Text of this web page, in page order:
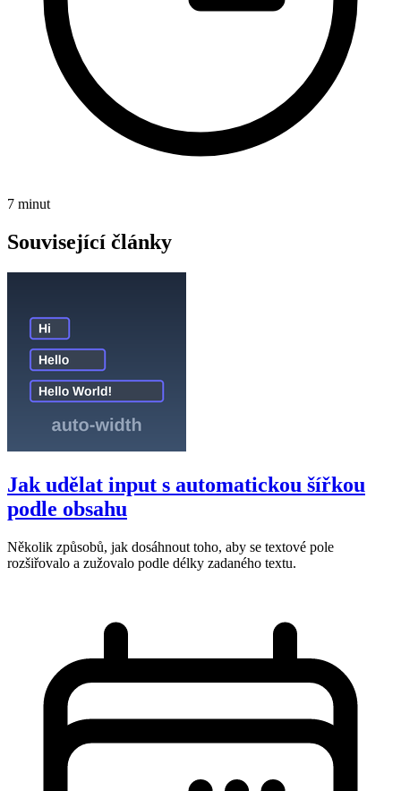
7 minut
Související články
Jak udělat input s automatickou šířkou
podle obsahu
Několik způsobů, jak dosáhnout toho, aby se textové pole
rozšiřovalo a zužovalo podle délky zadaného textu.